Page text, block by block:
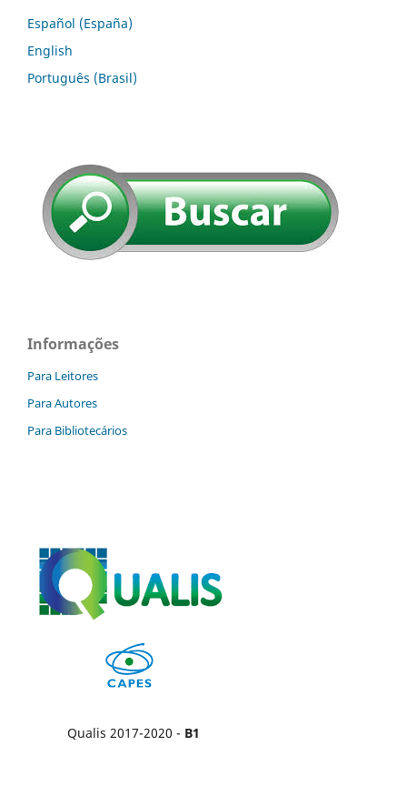
Español (España)
English
Português (Brasil)
Informações
Para Leitores
Para Autores
Para Bibliotecários
Qualis 2017-2020 - B1